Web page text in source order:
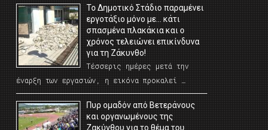
Το Δημοτικό Στάδιο παραμένει
εργοτάξιο μόνο με… κάτι
σπασμένα πλακάκια και ο
χρόνος τελειώνει επικίνδυνα
για τη Ζάκυνθο!
Τέσσερις ημέρες μετά την
έναρξη των εργασιών, η εικόνα προκαλεί …
Πυρ ομαδόν από Βετεράνους
και οργανωμένους της
Ζακύνθου για το θέμα του